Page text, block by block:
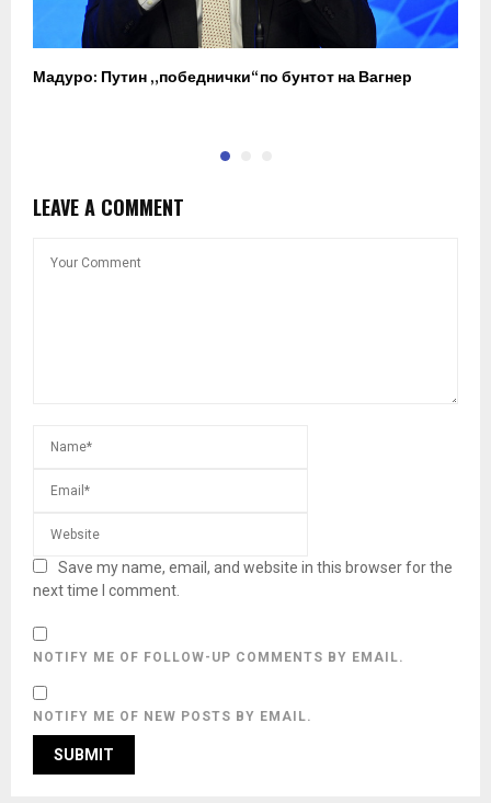
Мадуро: Путин „победнички“ по бунтот на Вагнер
LEAVE A COMMENT
Save my name, email, and website in this browser for the
next time I comment.
NOTIFY ME OF FOLLOW-UP COMMENTS BY EMAIL.
NOTIFY ME OF NEW POSTS BY EMAIL.